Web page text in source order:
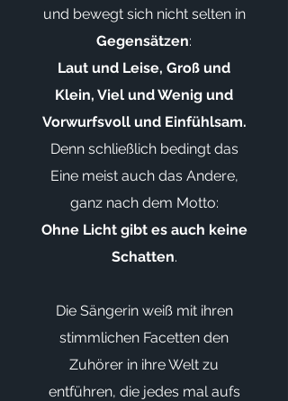
und bewegt sich nicht selten in
Gegensätzen:
Laut und Leise, Groß und
Klein, Viel und Wenig und
Vorwurfsvoll und Einfühlsam.
Denn schließlich bedingt das
Eine meist auch das Andere,
ganz nach dem Motto:
Ohne Licht gibt es auch keine
Schatten.
Die Sängerin weiß mit ihren
stimmlichen Facetten den
Zuhörer in ihre Welt zu
entführen, die jedes mal aufs